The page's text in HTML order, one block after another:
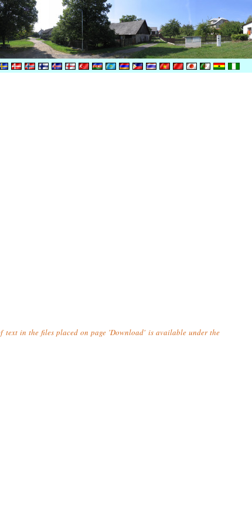
text in the files placed on page 'Download' is available under the